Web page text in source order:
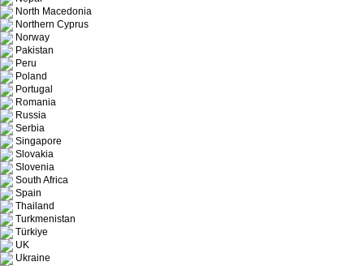
North Macedonia
Northern Cyprus
Norway
Pakistan
Peru
Poland
Portugal
Romania
Russia
Serbia
Singapore
Slovakia
Slovenia
South Africa
Spain
Thailand
Turkmenistan
Türkiye
UK
Ukraine